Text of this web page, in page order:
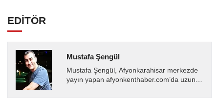
EDİTÖR
Mustafa Şengül
Mustafa Şengül, Afyonkarahisar merkezde
yayın yapan afyonkenthaber.com’da uzun
almakta, haber akışı...